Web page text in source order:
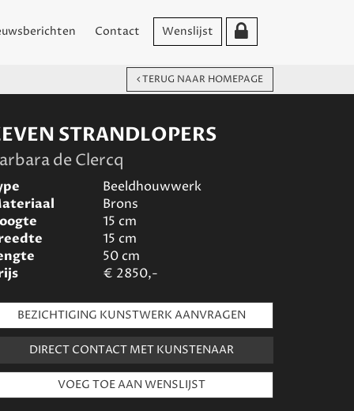
Contact Wenslijst
TERUG NAAR HOMEPAGE
STRANDLOPERS
de Clercq
Beeldhouwwerk
Brons
15 cm
15 cm
50cm
€ 2850,-
BEZICHTIGING KUNSTWERK AANVRAGEN
DIRECT CONTACT MET KUNSTENAAR